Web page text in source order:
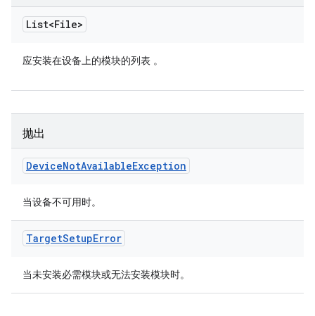
List<File>
应安装在设备上的模块的列表 。
抛出
DeviceNotAvailableException
当设备不可用时。
TargetSetupError
当未安装必需模块或无法安装模块时。